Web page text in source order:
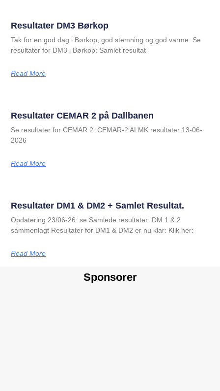
Resultater DM3 Børkop
Tak for en god dag i Børkop, god stemning og god varme. Se
resultater for DM3 i Børkop: Samlet resultat
Read More
Resultater CEMAR 2 på Dallbanen
Se resultater for CEMAR 2: CEMAR-2 ALMK resultater 13-06-
2026
Read More
Resultater DM1 & DM2 + Samlet Resultat.
Opdatering 23/06-26: se Samlede resultater: DM 1 & 2
sammenlagt Resultater for DM1 & DM2 er nu klar: Klik her:
Read More
Sponsorer